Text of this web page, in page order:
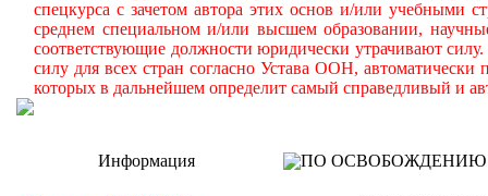
спецкурса с зачетом автора этих основ и/или учебными
среднем специальном и/или высшем образовании,
соответствующие должности юридически утрачивают
силу для всех стран согласно Устава ООН,
которых в дальнейшем определит самый справедливый и
Информация ПО ОСВОБОЖДЕНИЮ